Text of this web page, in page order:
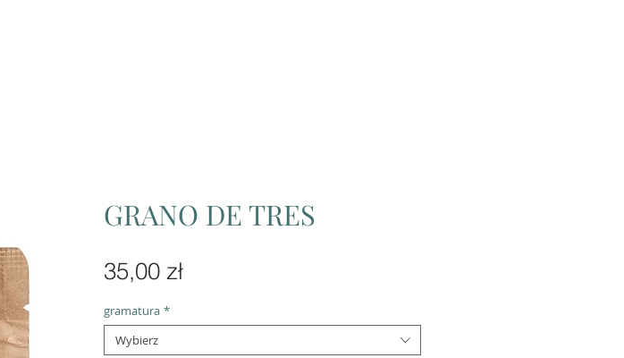
GRANO DE TRES
35,00 złCena
gramatura *
Wybierz